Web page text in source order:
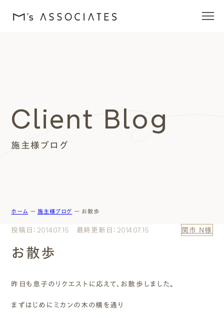
エムズを愛する人たち
施工事例
エムズのこと
まずは相談する[無料]
施主様ブログ
Client Blog
ホーム ー 施主様ブログ ー お散歩
投稿日：2014.07.15 最終更新日：2014.07.15 関市 N様
お散歩
昨日も息子のリクエストに応えて、お散歩しました。
まずはじめにミカンの木の横を通り